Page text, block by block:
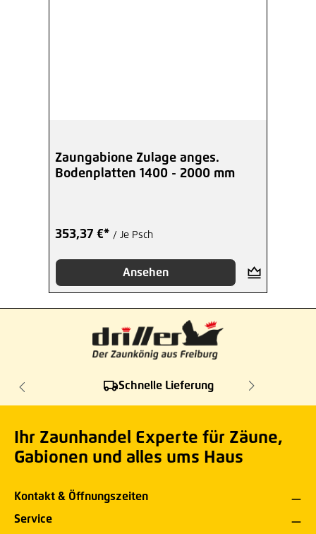
Zaungabione Zulage anges.
Bodenplatten 1400 - 2000 mm
353,37 €* / Je Psch
Ansehen
Schnelle Lieferung
Ihr Zaunhandel Experte für Zäune,
Gabionen und alles ums Haus
Kontakt & Öffnungszeiten
Service